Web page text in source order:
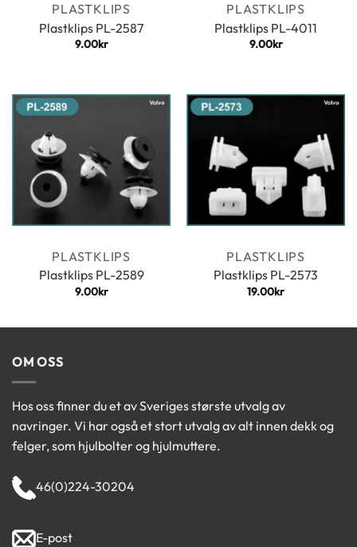
PLASTKLIPS
Plastklips PL-2587
9.00kr
PLASTKLIPS
Plastklips PL-4011
9.00kr
PLASTKLIPS
Plastklips PL-2589
9.00kr
PLASTKLIPS
Plastklips PL-2573
19.00kr
OM OSS
Hos oss finner du et av Sveriges største utvalg av
navringer. Vi har også et stort utvalg av alt innen dekk og
felger, som hjulbolter og hjulmuttere.
46(0)224-30204
E-post